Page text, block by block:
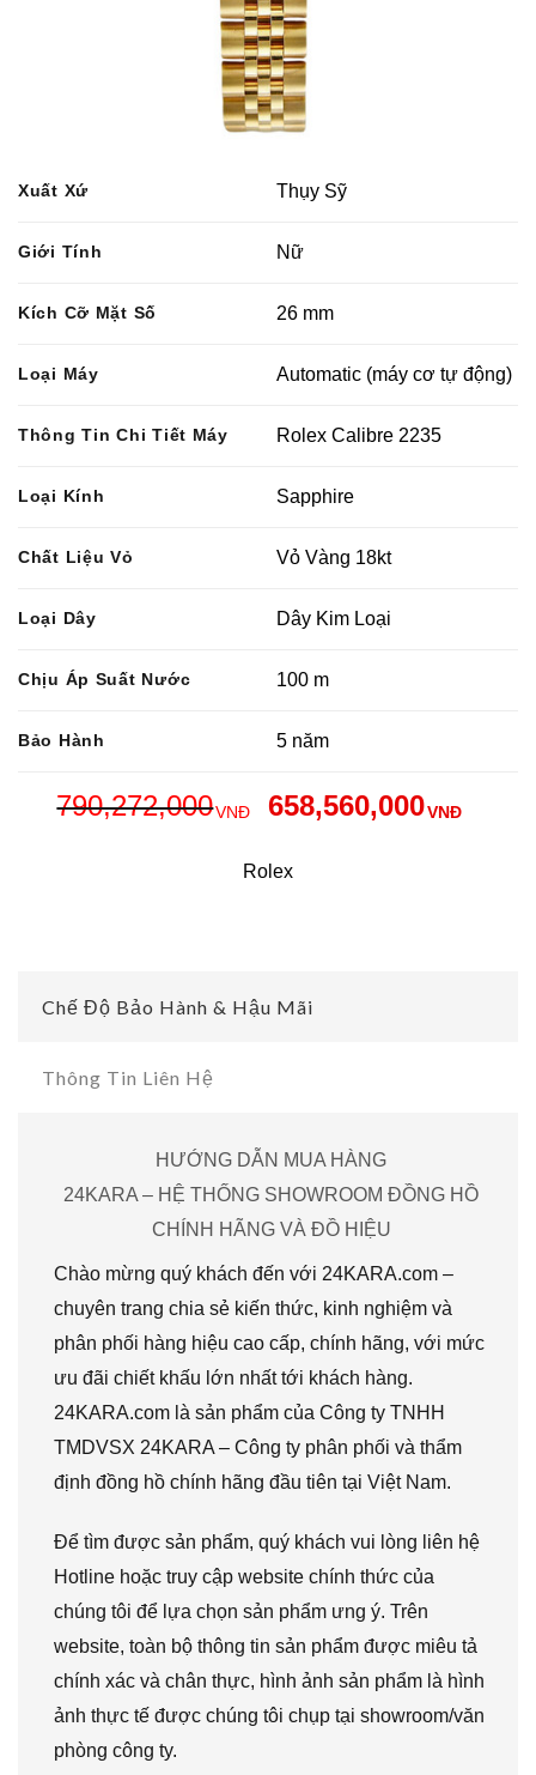
Xuất Xứ Thụy Sỹ
Giới Tính Nữ
Kích Cỡ Mặt Số 26 mm
Loại Máy Automatic (máy cơ tự động)
Thông Tin Chi Tiết Máy Rolex Calibre 2235
Loại Kính Sapphire
Chất Liệu Vỏ Vỏ Vàng 18kt
Loại Dây Dây Kim Loại
Chịu Áp Suất Nước 100 m
Bảo Hành 5 năm
790,272,000VNĐ 658,560,000VNĐ
Rolex
Chế Độ Bảo Hành & Hậu Mãi
Thông Tin Liên Hệ
HƯỚNG DẪN MUA HÀNG
24KARA – HỆ THỐNG SHOWROOM ĐỒNG HỒ
CHÍNH HÃNG VÀ ĐỒ HIỆU
Chào mừng quý khách đến với 24KARA.com –
chuyên trang chia sẻ kiến thức, kinh nghiệm và
phân phối hàng hiệu cao cấp, chính hãng, với mức
ưu đãi chiết khấu lớn nhất tới khách hàng.
24KARA.com là sản phẩm của Công ty TNHH
TMDVSX 24KARA – Công ty phân phối và thẩm
định đồng hồ chính hãng đầu tiên tại Việt Nam.
Để tìm được sản phẩm, quý khách vui lòng liên hệ
Hotline hoặc truy cập website chính thức của
chúng tôi để lựa chọn sản phẩm ưng ý. Trên
website, toàn bộ thông tin sản phẩm được miêu tả
chính xác và chân thực, hình ảnh sản phẩm là hình
ảnh thực tế được chúng tôi chụp tại showroom/văn
phòng công ty.